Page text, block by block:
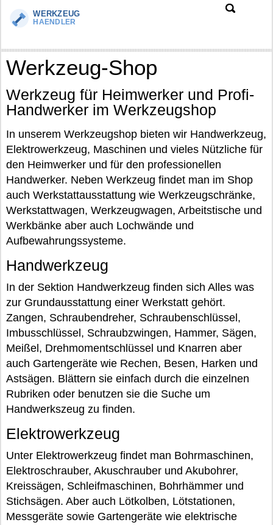
Werkzeug-Shop
Werkzeug für Heimwerker und Profi-
Handwerker im Werkzeugshop
In unserem Werkzeugshop bieten wir Handwerkzeug,
Elektrowerkzeug, Maschinen und vieles Nützliche für
den Heimwerker und für den professionellen
Handwerker. Neben Werkzeug findet man im Shop
auch Werkstattausstattung wie Werkzeugschränke,
Werkstattwagen, Werkzeugwagen, Arbeitstische und
Werkbänke aber auch Lochwände und
Aufbewahrungssysteme.
Handwerkzeug
In der Sektion Handwerkzeug finden sich Alles was
zur Grundausstattung einer Werkstatt gehört.
Zangen, Schraubendreher, Schraubenschlüssel,
Imbusschlüssel, Schraubzwingen, Hammer, Sägen,
Meißel, Drehmomentschlüssel und Knarren aber
auch Gartengeräte wie Rechen, Besen, Harken und
Astsägen. Blättern sie einfach durch die einzelnen
Rubriken oder benutzen sie die Suche um
Handwerkszeug zu finden.
Elektrowerkzeug
Unter Elektrowerkzeug findet man Bohrmaschinen,
Elektroschrauber, Akuschrauber und Akubohrer,
Kreissägen, Schleifmaschinen, Bohrhämmer und
Stichsägen. Aber auch Lötkolben, Lötstationen,
Messgeräte sowie Gartengeräte wie elektrische